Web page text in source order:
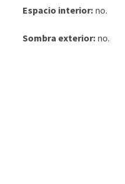
Espacio interior: no.
Sombra exterior: no.